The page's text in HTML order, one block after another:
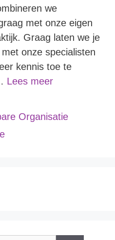
we
met onze eigen
Graag laten we je
onze specialisten
kennis toe te
Lees meer
Organisatie